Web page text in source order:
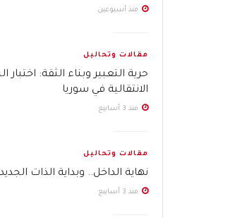
منذ أسبوعين
مقالات وتحاليل
حرية التعبير وبناء الثقة:
الانتقالية في سوريا
منذ 3 أسابيع
مقالات وتحاليل
نهاية الداخل.. وبداية الذات
منذ 3 أسابيع